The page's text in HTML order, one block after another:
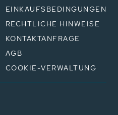
EINKAUFSBEDINGUNGEN
RECHTLICHE HINWEISE
KONTAKTANFRAGE
AGB
COOKIE-VERWALTUNG